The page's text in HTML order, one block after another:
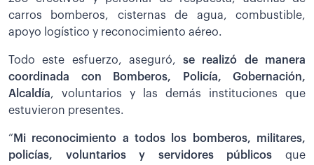
carros bomberos, cisternas de agua, combustible,
apoyo logístico y reconocimiento aéreo.
Todo este esfuerzo, aseguró, se realizó de manera
coordinada con Bomberos, Policía, Gobernación,
Alcaldía, voluntarios y las demás instituciones que
estuvieron presentes.
“ Mi reconocimiento a todos los bomberos, militares,
policías, voluntarios y servidores públicos que